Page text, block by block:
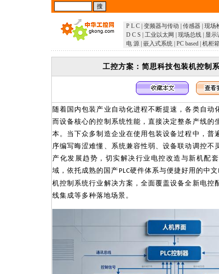
P L C 变频器与传动 传感器 现场
D C S
工业以太网 现场总线
显示
电 源 嵌入式系统 PC based 机柜
工控方案：简思科技包装机控制
随着国内包装产业自动化进程不断提速，各类自动
而设备核心的控制系统性能，直接决定整条产线的
本。当下众多制造企业在使用包装设备过程中，普
序编写晦涩难懂、系统兼容性弱、设备联动调控不
产化发展趋势，切实解决行业电控改造与新机配
域，依托成熟的国产 PLC硬件体系与便捷好用的中文
机控制系统行业解决方案，全面覆盖设备全新电控
线集成等多种落地场景。